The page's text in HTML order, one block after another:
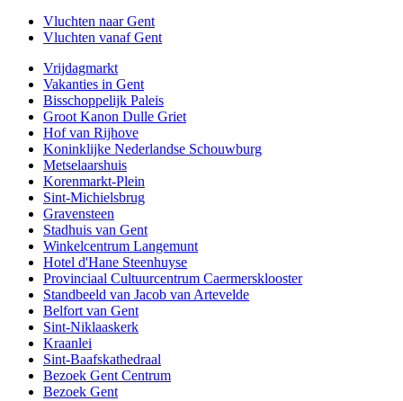
Vluchten naar Gent
Vluchten vanaf Gent
Vrijdagmarkt
Vakanties in Gent
Bisschoppelijk Paleis
Groot Kanon Dulle Griet
Hof van Rijhove
Koninklijke Nederlandse Schouwburg
Metselaarshuis
Korenmarkt-Plein
Sint-Michielsbrug
Gravensteen
Stadhuis van Gent
Winkelcentrum Langemunt
Hotel d'Hane Steenhuyse
Provinciaal Cultuurcentrum Caermersklooster
Standbeeld van Jacob van Artevelde
Belfort van Gent
Sint-Niklaaskerk
Kraanlei
Sint-Baafskathedraal
Bezoek Gent Centrum
Bezoek Gent